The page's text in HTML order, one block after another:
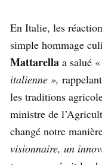
En Italie, les
simple hommage
Mattarella a salué «
italienne »,
les traditions
ministre de
changé notre
visionnaire, un